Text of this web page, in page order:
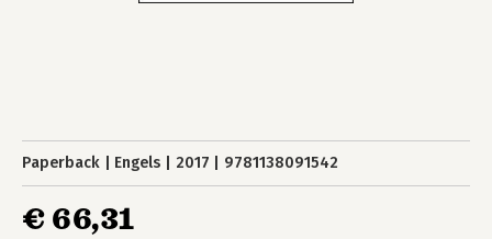
Paperback Engels 2017 9781138091542
€ 66,31